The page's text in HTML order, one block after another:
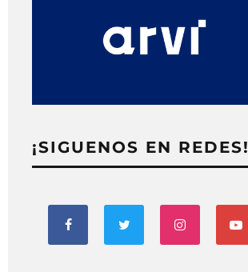
¡SIGUENOS EN REDES!